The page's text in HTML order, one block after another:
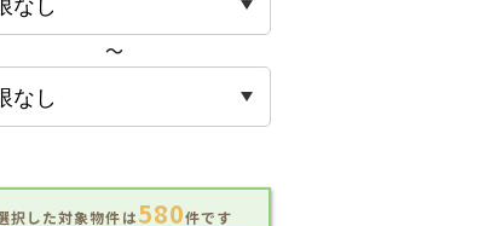
〜
択した対象物件は580件です